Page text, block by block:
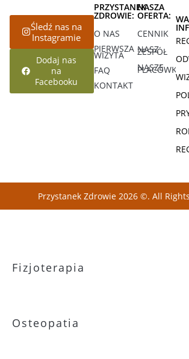
Śledź nas na
Instagramie
Dodaj nas
na
Facebooku
PRZYSTANEK
ZDROWIE:
O NAS
PIERWSZA
WIZYTA
FAQ
KONTAKT
NASZA
OFERTA:
CENNIK
NASZ
ZESPÓŁ
NASZE
PLACÓWKI
Przystanek Zdrowie 2026 ©. All
Fizjoterapia
Osteopatia